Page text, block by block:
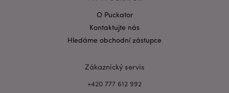
O Puckator
Kontaktujte nás
Hledáme obchodní zástupce
Zákaznický servis
+420 777 612 992
recently_viewed_product_previous